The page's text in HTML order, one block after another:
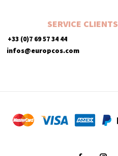
SERVICE CLIENTS
+33 (0)7 69 57 34 44
infos@europcos.com